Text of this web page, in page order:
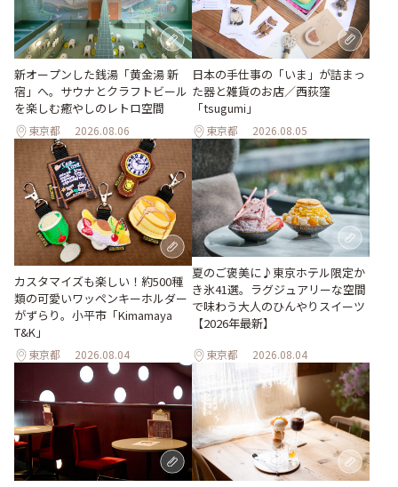
新オープンした銭湯「黄金湯 新
宿」へ。サウナとクラフトビール
を楽しむ癒やしのレトロ空間
東京都 2026.08.06
日本の手仕事の「いま」が詰まっ
た器と雑貨のお店／西荻窪
「tsugumi」
東京都 2026.08.05
カスタマイズも楽しい！約500種
類の可愛いワッペンキーホルダー
がずらり。小平市「Kimamaya
T&K」
東京都 2026.08.04
夏のご褒美に♪東京ホテル限定か
き氷41選。ラグジュアリーな空間
で味わう大人のひんやりスイーツ
【2026年最新】
東京都 2026.08.04